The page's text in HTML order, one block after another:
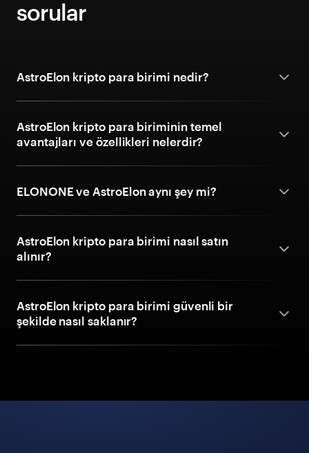
sorular
AstroElon kripto para birimi nedir?
AstroElon kripto para biriminin temel
avantajları ve özellikleri nelerdir?
ELONONE ve AstroElon aynı şey mi?
AstroElon kripto para birimi nasıl satın
alınır?
AstroElon kripto para birimi güvenli bir
şekilde nasıl saklanır?